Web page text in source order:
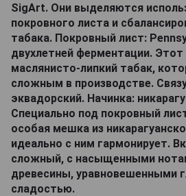
SigArt. Они выделяются
покровного листа и
табака. Покровный лист:
двухлетней ферментации.
маслянисто-липкий табак,
сложным в производстве.
эквадорский. Начинка:
Специально под покровный
особая мешка из
идеально с ним гармонирует.
сложный, с насыщенными
древесины, уравновешенными
сладостью.